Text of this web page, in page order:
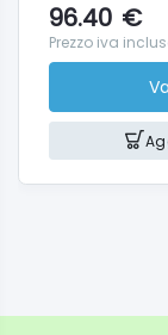
96.40 €
Prezzo iva